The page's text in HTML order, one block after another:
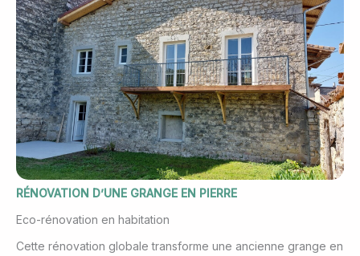
RÉNOVATION D’UNE GRANGE EN PIERRE
Eco-rénovation en habitation
Cette rénovation globale transforme une ancienne grange en